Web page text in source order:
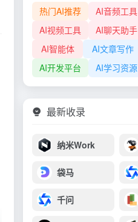
热门AI推荐 AI音频工具
AI视频工具
AI聊天助手
AI智能体
AI文章写作
AI开发平台
AI学习资源
最新收录
纳米Work
袋马
千问